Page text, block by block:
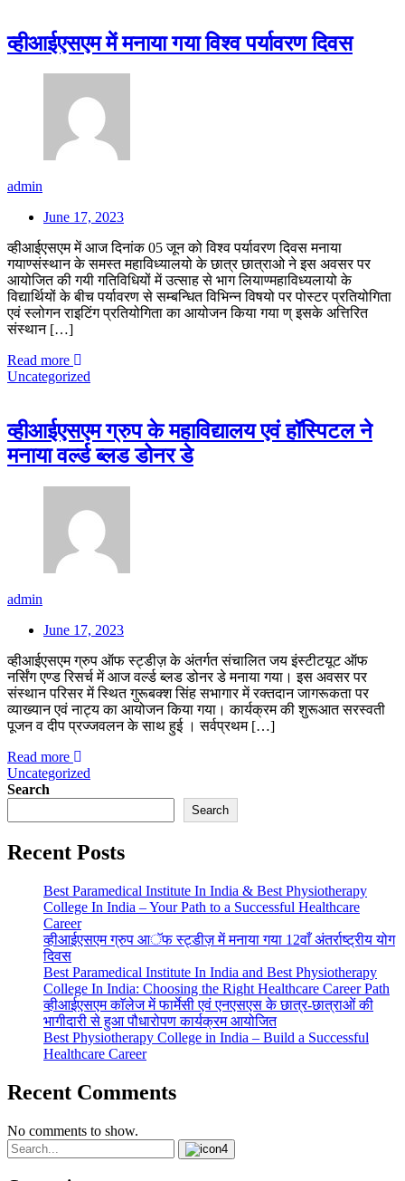
व्हीआईएसएम में मनाया गया विश्व पर्यावरण दिवस
admin
June 17, 2023
व्हीआईएसएम में आज दिनांक 05 जून को विश्व पर्यावरण दिवस मनाया
गयाण्संस्थान के समस्त महाविध्यालयो के छात्र छात्राओ ने इस अवसर पर
आयोजित की गयी गतिविधियों में उत्साह से भाग लियाण्महाविध्यलायो के
विद्यार्थियों के बीच पर्यावरण से सम्बन्धित विभिन्न विषयो पर पोस्टर प्रतियोगिता
एवं स्लोगन राइटिंग प्रतियोगिता का आयोजन किया गया ण् इसके अत्तिरित
संस्थान […]
Read more
Uncategorized
व्हीआईएसएम ग्रुप के महाविद्यालय एवं हॉस्पिटल ने
मनाया वर्ल्ड ब्लड डोनर डे
admin
June 17, 2023
व्हीआईएसएम ग्रुप ऑफ स्ट्डीज़ के अंतर्गत संचालित जय इंस्टीटयूट ऑफ
नर्सिंग एण्ड रिसर्च में आज वर्ल्ड ब्लड डोनर डे मनाया गया। इस अवसर पर
संस्थान परिसर में स्थित गुरूबक्श सिंह सभागार में रक्तदान जागरूकता पर
व्याख्यान एवं नाट्य का आयोजन किया गया। कार्यक्रम की शुरूआत सरस्वती
पूजन व दीप प्रज्जवलन के साथ हुई । सर्वप्रथम […]
Read more
Uncategorized
Search
Search
Recent Posts
Best Paramedical Institute In India & Best Physiotherapy
College In India – Your Path to a Successful Healthcare
Career
व्हीआईएसएम ग्रुप आॅफ स्ट्डीज़ में मनाया गया 12वाँ अंतर्राष्ट्रीय योग
दिवस
Best Paramedical Institute In India and Best Physiotherapy
College In India: Choosing the Right Healthcare Career Path
व्हीआईएसएम काॅलेज में फार्मेसी एवं एनएसएस के छात्र-छात्राओं की
भागीदारी से हुआ पौधारोपण कार्यक्रम आयोजित
Best Physiotherapy College in India – Build a Successful
Healthcare Career
Recent Comments
No comments to show.